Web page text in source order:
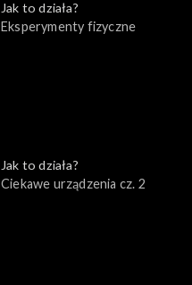
Jak to działa?
Eksperymenty fizyczne
Jak to działa?
Ciekawe urządzenia cz. 2